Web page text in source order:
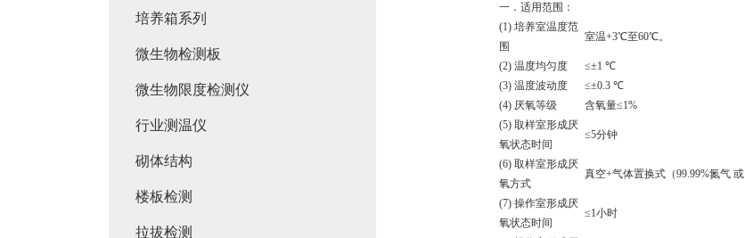
一．适用范围：
(1) 培养室温度范
围
室温+3℃至60℃。
(2) 温度均匀度
≤±1 ℃
(3) 温度波动度
≤±0.3 ℃
(4) 厌氧等级
含氧量≤1%
(5) 取样室形成厌
氧状态时间
≤5分钟
(6) 取样室形成厌
氧方式
真空+气体置换式（99.99%氮气 或
(7) 操作室形成厌
氧状态时间
≤1小时
培养箱系列
微生物检测板
微生物限度检测仪
行业测温仪
砌体结构
楼板检测
拉拔检测